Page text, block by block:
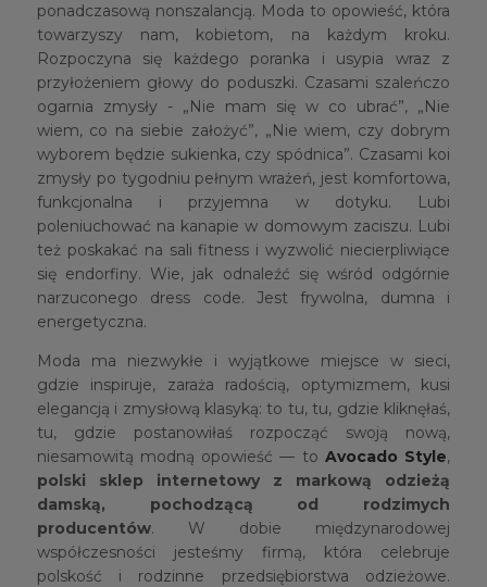
ponadczasową nonszalancją. Moda to opowieść, która
towarzyszy nam, kobietom, na każdym kroku.
Rozpoczyna się każdego poranka i usypia wraz z
przyłożeniem głowy do poduszki. Czasami szaleńczo
ogarnia zmysły - „Nie mam się w co ubrać”, „Nie
wiem, co na siebie założyć”, „Nie wiem, czy dobrym
wyborem będzie sukienka, czy spódnica”. Czasami koi
zmysły po tygodniu pełnym wrażeń, jest komfortowa,
funkcjonalna i przyjemna w dotyku. Lubi
poleniuchować na kanapie w domowym zaciszu. Lubi
też poskakać na sali fitness i wyzwolić niecierpliwiące
się endorfiny. Wie, jak odnaleźć się wśród odgórnie
narzuconego dress code. Jest frywolna, dumna i
energetyczna.
Moda ma niezwykłe i wyjątkowe miejsce w sieci,
gdzie inspiruje, zaraża radością, optymizmem, kusi
elegancją i zmysłową klasyką: to tu, tu, gdzie kliknęłaś,
tu, gdzie postanowiłaś rozpocząć swoją nową,
niesamowitą modną opowieść — toAvocado Style,
polski sklep internetowy z markową odzieżą
damską, pochodzącą od rodzimych
producentów. W dobie międzynarodowej
współczesności jesteśmy firmą, która celebruje
polskość i rodzinne przedsiębiorstwa odzieżowe.